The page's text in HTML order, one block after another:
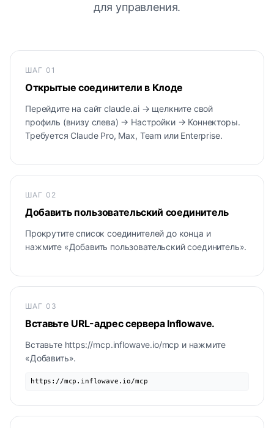
для управления.
ШАГ 01
Открытые соединители в Клоде
Перейдите на сайт claude.ai → щелкните свой
профиль (внизу слева) → Настройки → Коннекторы.
Требуется Claude Pro, Max, Team или Enterprise.
ШАГ 02
Добавить пользовательский соединитель
Прокрутите список соединителей до конца и
нажмите «Добавить пользовательский соединитель».
ШАГ 03
Вставьте URL-адрес сервера Inflowave.
Вставьте https://mcp.inflowave.io/mcp и нажмите
«Добавить».
https://mcp.inflowave.io/mcp